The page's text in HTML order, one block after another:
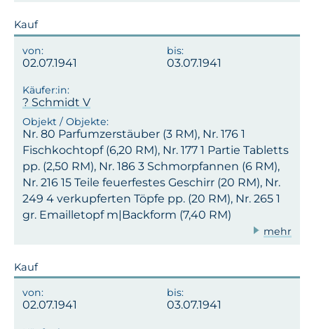
Kauf
02.07.1941 03.07.1941
? Schmidt V
Nr. 80 Parfumzerstäuber (3 RM), Nr. 176 1
Fischkochtopf (6,20 RM), Nr. 177 1 Partie Tabletts
pp. (2,50 RM), Nr. 186 3 Schmorpfannen (6 RM),
Nr. 216 15 Teile feuerfestes Geschirr (20 RM), Nr.
249 4 verkupferten Töpfe pp. (20 RM), Nr. 265 1
gr. Emailletopf m|Backform (7,40 RM)
mehr
Kauf
02.07.1941 03.07.1941